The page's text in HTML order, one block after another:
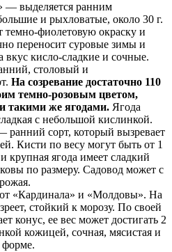
— выделяется ранним
и рыхловатые, около 30 г.
фиолетовую окраску и
переносит суровые зимы и
вкус кисло-сладкие и сочные.
столовый и
На созревание достаточно 110
темно-розовым цветом,
такими же ягодами. Ягода
с небольшой кислинкой.
сорт, который вызревает
Кисти по весу могут быть от 1
крупная ягода имеет сладкий
по размеру. Садовод может с
«Кардинала» и «Молдовы». На
стойкий к морозу. По своей
конус, ее вес может достигать 2
кожицей, сочная, мясистая и
форме.